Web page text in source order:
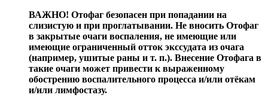
ВАЖНО! Отофаг безопасен при попадании на
слизистую и при проглатывании. Не вносить Отофаг
в закрытые очаги воспаления, не имеющие или
имеющие ограниченный отток экссудата из очага
(например, ушитые раны и т. п.). Внесение Отофага в
такие очаги может привести к выраженному
обострению воспалительного процесса и/или отёкам
и/или лимфостазу.